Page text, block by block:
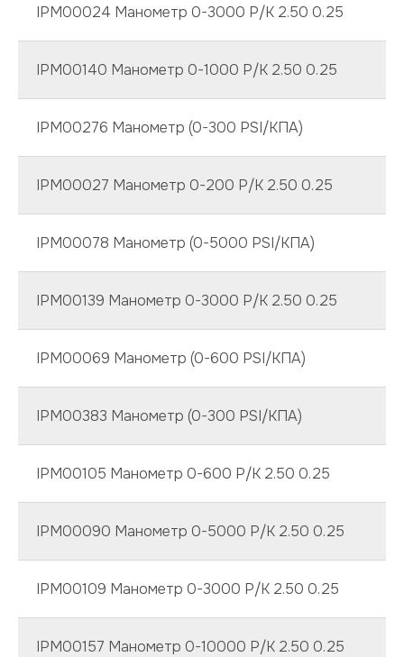
IPM00024 Манометр 0-3000 P/K 2.50 0.25
IPM00140 Манометр 0-1000 P/K 2.50 0.25
IPM00276 Манометр (0-300 PSI/КПА)
IPM00027 Манометр 0-200 P/K 2.50 0.25
IPM00078 Манометр (0-5000 PSI/КПА)
IPM00139 Манометр 0-3000 P/K 2.50 0.25
IPM00069 Манометр (0-600 PSI/КПА)
IPM00383 Манометр (0-300 PSI/КПА)
IPM00105 Манометр 0-600 P/K 2.50 0.25
IPM00090 Манометр 0-5000 P/K 2.50 0.25
IPM00109 Манометр 0-3000 P/K 2.50 0.25
IPM00157 Манометр 0-10000 P/K 2.50 0.25